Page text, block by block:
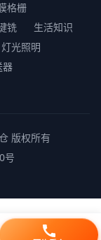
格栅
铣
生活知识
灯光照明
器
版权所有
号